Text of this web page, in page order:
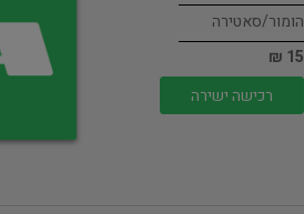
הומור/סאטירה
15 ₪
רכישה ישירה